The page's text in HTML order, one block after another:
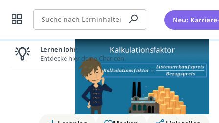
Suche Neu:
Lernen lohnt sich!
Entdecke hier deine Chancen.